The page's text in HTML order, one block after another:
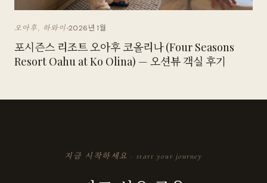
오아후, 하와이 2026년 1월
포시즌스 리조트 오아후 코올리나 (Four Seasons
Resort Oahu at Ko Olina) — 오션뷰 객실 후기
지금 시작하세요 · start your journey